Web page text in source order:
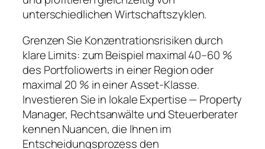
unterschiedlichen Wirtschaftszyklen.
Grenzen Sie Konzentrationsrisiken durch
klare Limits: zum Beispiel maximal 40–60 %
des Portfoliowerts in einer Region oder
maximal 20 % in einer Asset-Klasse.
Investieren Sie in lokale Expertise — Property
Manager, Rechtsanwälte und Steuerberater
kennen Nuancen, die Ihnen im
Entscheidungsprozess den